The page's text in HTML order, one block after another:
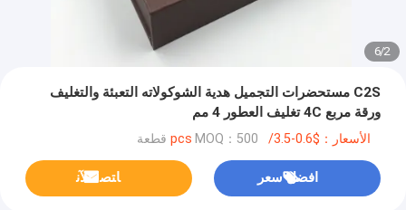
2
/
6
C2S مستحضرات التجميل هدية الشوكولاته التعبئة والتغليف
ورقة مربع 4C تغليف العطور 4 مم
الأسعار：$0.6-3.5/pcs MOQ：500 قطعة
افضل سعر ﺎﺘﺼﻟ ﺍﻶﻧ